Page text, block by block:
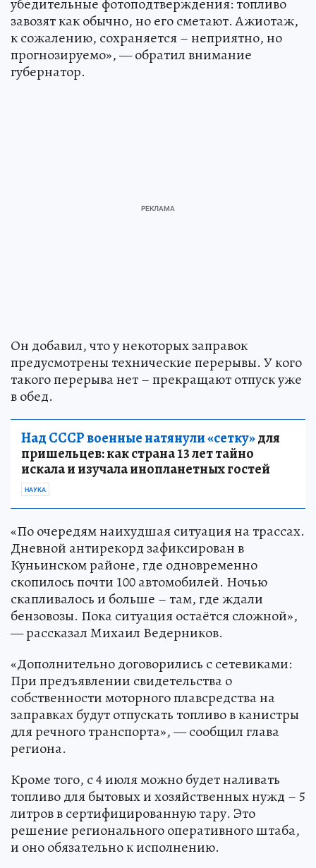
убедительные фотоподтверждения: топливо
завозят как обычно, но его сметают. Ажиотаж,
к сожалению, сохраняется – неприятно, но
прогнозируемо», — обратил внимание
губернатор.
Он добавил, что у некоторых заправок
предусмотрены технические перерывы. У кого
такого перерыва нет – прекращают отпуск уже
в обед.
Над СССР военные натянули «сетку»для
пришельцев: как страна 13 лет тайно
искала и изучала инопланетных гостей
НАУКА
«По очередям наихудшая ситуация на трассах.
Дневной антирекорд зафиксирован в
Куньинском районе, где одновременно
скопилось почти 100 автомобилей. Ночью
скапливалось и больше – там, где ждали
бензовозы. Пока ситуация остаётся сложной»,
— рассказал Михаил Ведерников.
«Дополнительно договорились с сетевиками:
При предъявлении свидетельства о
собственности моторного плавсредства на
заправках будут отпускать топливо в канистры
для речного транспорта», — сообщил глава
региона.
Кроме того, с 4 июля можно будет наливать
топливо для бытовых и хозяйственных нужд – 5
литров в сертифицированную тару. Это
решение регионального оперативного штаба,
и оно обязательно к исполнению.